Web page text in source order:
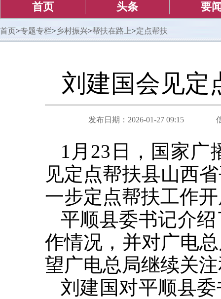
首页 头条 要
首页>专题专栏>乡村振兴>帮扶在路上>定点帮扶
刘建国会见定
发布日期：2026-01-27 09:15
1月23日，国家广
见定点帮扶县山西
一步定点帮扶工作
平顺县委书记介
作情况，并对广电
望广电总局继续关
刘建国对平顺县